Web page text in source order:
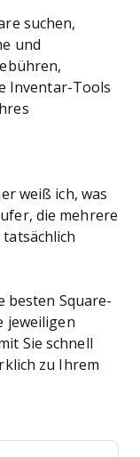
suchen,
und
Inventar-Tools
weiß ich, was
die mehrere
besten Square-
jeweiligen
Sie schnell
zu Ihrem